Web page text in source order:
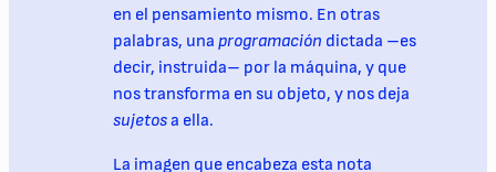
en el pensamiento mismo. En otras
palabras, una programación dictada –es
decir, instruida– por la máquina, y que
nos transforma en su objeto, y nos deja
sujetosa ella.
La imagen que encabeza esta nota